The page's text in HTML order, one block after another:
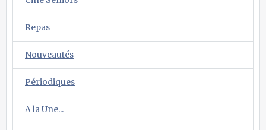
Repas
Nouveautés
Périodiques
A la Une...